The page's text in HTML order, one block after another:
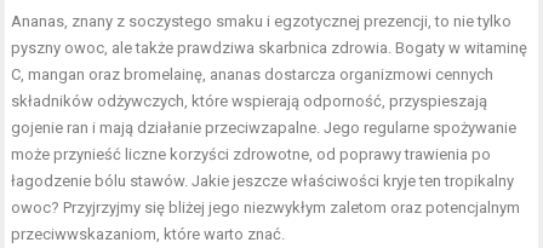
Ananas, znany z soczystego smaku i egzotycznej prezencji, to nie tylko
pyszny owoc, ale także prawdziwa skarbnica zdrowia. Bogaty w witaminę
C, mangan oraz bromelainę, ananas dostarcza organizmowi cennych
składników odżywczych, które wspierają odporność, przyspieszają
gojenie ran i mają działanie przeciwzapalne. Jego regularne spożywanie
może przynieść liczne korzyści zdrowotne, od poprawy trawienia po
łagodzenie bólu stawów. Jakie jeszcze właściwości kryje ten tropikalny
owoc? Przyjrzyjmy się bliżej jego niezwykłym zaletom oraz potencjalnym
przeciwwskazaniom, które warto znać.